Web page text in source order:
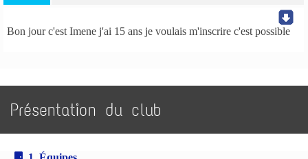
Bon jour c'est Imene j'ai 15 ans je voulais m'inscrire c'est possible
Présentation du club